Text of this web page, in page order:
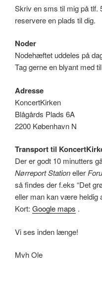
Skriv en sms til mig på tlf.
reservere en plads til dig.
Noder
Nodehæftet uddeles på
Tag gerne en blyant med
Adresse
KoncertKirken
Blågårds Plads 6A
2200 København N
Transport til
Der er godt 10 minutters
Nørreport Stationeller
så findes der f.eks “Det
eller man kan være heldig
Kort: Google maps .
Vi ses inden længe!
Mvh Ole